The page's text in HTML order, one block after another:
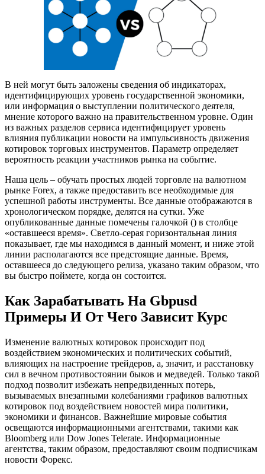
В ней могут быть заложены сведения об индикаторах,
идентифицирующих уровень государственной экономики,
или информация о выступлении политического деятеля,
мнение которого важно на правительственном уровне. Один
из важных разделов сервиса идентифицирует уровень
влияния публикации новости на импульсивность движения
котировок торговых инструментов. Параметр определяет
вероятность реакции участников рынка на событие.
Наша цель – обучать простых людей торговле на валютном
рынке Forex, а также предоставить все необходимые для
успешной работы инструменты. Все данные отображаются в
хронологическом порядке, делятся на сутки. Уже
опубликованные данные помечены галочкой () в столбце
«оставшееся время». Светло-серая горизонтальная линия
показывает, где мы находимся в данный момент, и ниже этой
линии располагаются все предстоящие данные. Время,
оставшееся до следующего релиза, указано таким образом, что
вы быстро поймете, когда он состоится.
Как Зарабатывать На Gbpusd
Примеры И От Чего Зависит Курс
Изменение валютных котировок происходит под
воздействием экономических и политических событий,
влияющих на настроение трейдеров, а, значит, и расстановку
сил в вечном противостоянии быков и медведей. Только такой
подход позволит избежать непредвиденных потерь,
вызываемых внезапными колебаниями графиков валютных
котировок под воздействием новостей мира политики,
экономики и финансов. Важнейшие мировые события
освещаются информационными агентствами, такими как
Bloomberg или Dow Jones Telerate. Информационные
агентства, таким образом, предоставляют своим подписчикам
новости Форекс.